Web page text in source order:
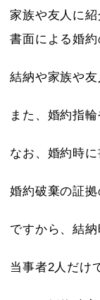
家族や友人に
書面による婚
結納や家族や
また、婚約指
なお、婚約時
婚約破棄の証
ですから、結
当事者2人だけ